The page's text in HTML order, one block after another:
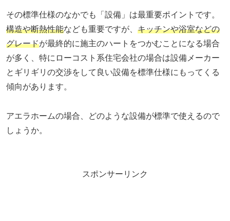
その標準仕様のなかでも「設備」は最重要ポイントです。
構造や断熱性能なども重要ですが、 キッチンや浴室などの
グレードが最終的に施主のハートをつかむことになる場合
が多く、特にローコスト系住宅会社の場合は設備メーカー
とギリギリの交渉をして良い設備を標準仕様にもってくる
傾向があります。
アエラホームの場合、どのような設備が標準で使えるので
しょうか。
スポンサーリンク